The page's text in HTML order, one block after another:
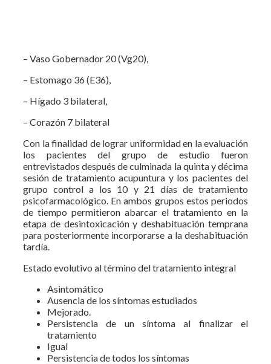
– Vaso Gobernador 20 (Vg20),
– Estomago 36 (E36),
– Hígado 3 bilateral,
– Corazón 7 bilateral
Con la finalidad de lograr uniformidad en la evaluación
los pacientes del grupo de estudio fueron
entrevistados después de culminada la quinta y décima
sesión de tratamiento acupuntura y los pacientes del
grupo control a los 10 y 21 días de tratamiento
psicofarmacológico. En ambos grupos estos periodos
de tiempo permitieron abarcar el tratamiento en la
etapa de desintoxicación y deshabituación temprana
para posteriormente incorporarse a la deshabituación
tardía.
Estado evolutivo al término del tratamiento integral
Asintomático
Ausencia de los síntomas estudiados
Mejorado.
Persistencia de un síntoma al finalizar el
tratamiento
Igual
Persistencia de todos los síntomas